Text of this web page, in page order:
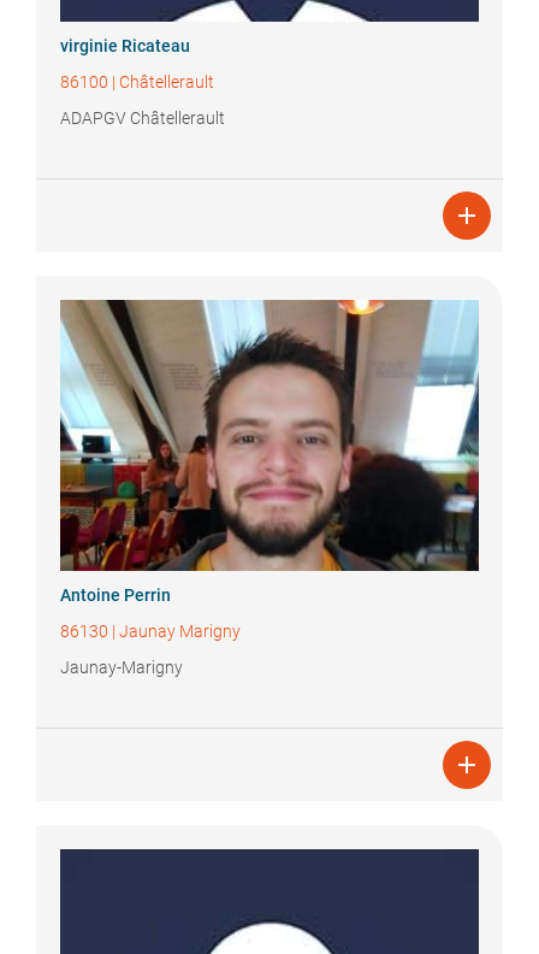
virginie Ricateau
86100 | Châtellerault
ADAPGV Châtellerault

Antoine Perrin
86130 | Jaunay Marigny
Jaunay-Marigny
